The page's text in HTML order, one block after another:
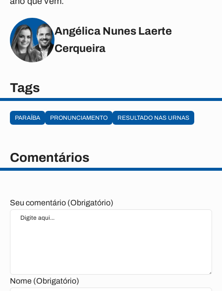
Angélica Nunes Laerte
Cerqueira
Tags
PARAÍBA PRONUNCIAMENTO RESULTADO NAS URNAS
Comentários
Seu comentário (Obrigatório)
Nome (Obrigatório)